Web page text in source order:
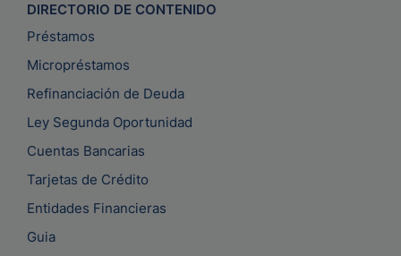
DIRECTORIO DE CONTENIDO
Préstamos
Micropréstamos
Refinanciación de Deuda
Ley Segunda Oportunidad
Cuentas Bancarias
Tarjetas de Crédito
Entidades Financieras
Guia